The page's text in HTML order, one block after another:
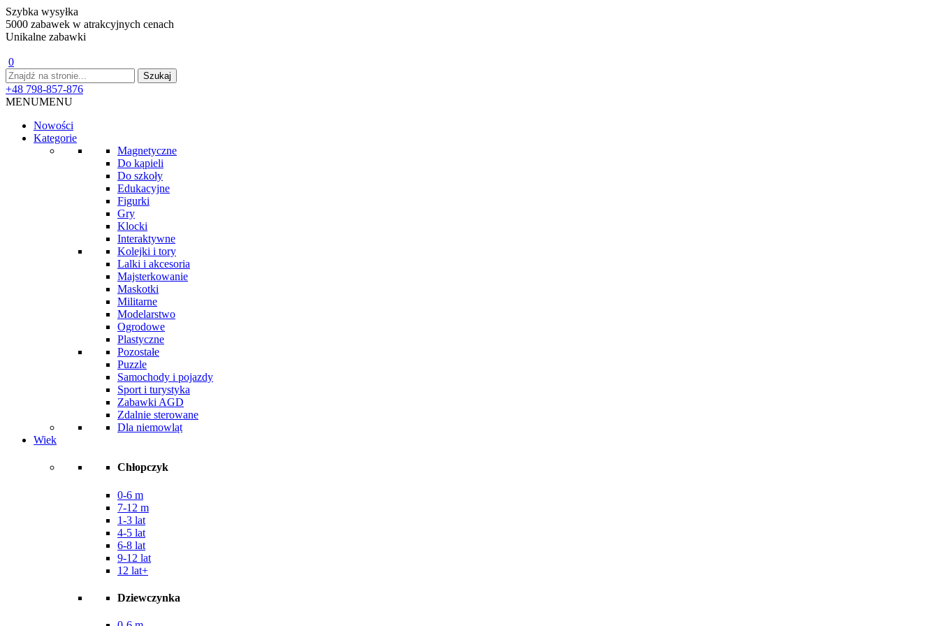
Szybka wysyłka
5000 zabawek w atrakcyjnych cenach
Unikalne zabawki
0
+48 798-857-876
MENUMENU
Nowości
Kategorie
Magnetyczne
Do kąpieli
Do szkoły
Edukacyjne
Figurki
Gry
Klocki
Interaktywne
Kolejki i tory
Lalki i akcesoria
Majsterkowanie
Maskotki
Militarne
Modelarstwo
Ogrodowe
Plastyczne
Pozostałe
Puzzle
Samochody i pojazdy
Sport i turystyka
Zabawki AGD
Zdalnie sterowane
Dla niemowląt
Wiek
Chłopczyk
0-6 m
7-12 m
1-3 lat
4-5 lat
6-8 lat
9-12 lat
12 lat+
Dziewczynka